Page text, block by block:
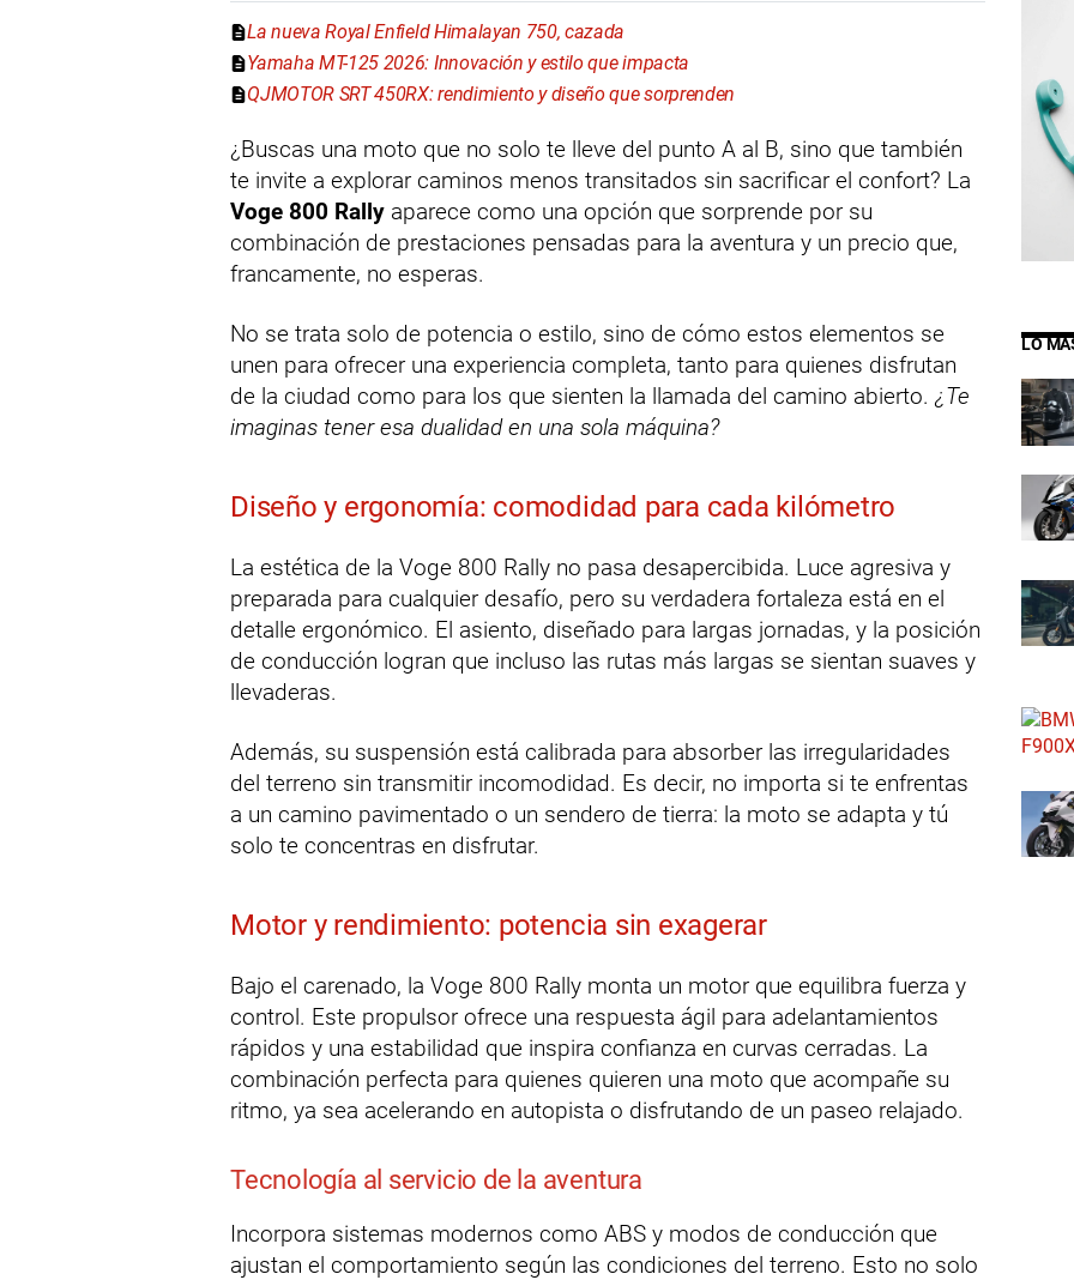
La nueva Royal Enfield Himalayan 750, cazada
Yamaha MT-125 2026: Innovación y estilo que impacta
QJMOTOR SRT 450RX: rendimiento y diseño que sorprenden
¿Buscas una moto que no solo te lleve del punto A al B, sino que también
te invite a explorar caminos menos transitados sin sacrificar el confort? La
Voge 800 Rally aparece como una opción que sorprende por su
combinación de prestaciones pensadas para la aventura y un precio que,
francamente, no esperas.
No se trata solo de potencia o estilo, sino de cómo estos elementos se
unen para ofrecer una experiencia completa, tanto para quienes disfrutan
de la ciudad como para los que sienten la llamada del camino abierto. ¿Te
imaginas tener esa dualidad en una sola máquina?
Diseño y ergonomía: comodidad para cada kilómetro
La estética de la Voge 800 Rally no pasa desapercibida. Luce agresiva y
preparada para cualquier desafío, pero su verdadera fortaleza está en el
detalle ergonómico. El asiento, diseñado para largas jornadas, y la posición
de conducción logran que incluso las rutas más largas se sientan suaves y
llevaderas.
Además, su suspensión está calibrada para absorber las irregularidades
del terreno sin transmitir incomodidad. Es decir, no importa si te enfrentas
a un camino pavimentado o un sendero de tierra: la moto se adapta y tú
solo te concentras en disfrutar.
Motor y rendimiento: potencia sin exagerar
Bajo el carenado, la Voge 800 Rally monta un motor que equilibra fuerza y
control. Este propulsor ofrece una respuesta ágil para adelantamientos
rápidos y una estabilidad que inspira confianza en curvas cerradas. La
combinación perfecta para quienes quieren una moto que acompañe su
ritmo, ya sea acelerando en autopista o disfrutando de un paseo relajado.
Tecnología al servicio de la aventura
Incorpora sistemas modernos como ABS y modos de conducción que
ajustan el comportamiento según las condiciones del terreno. Esto no solo
LO